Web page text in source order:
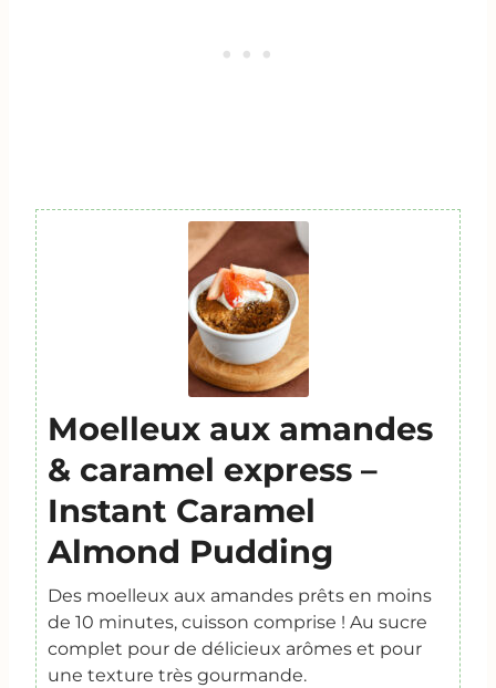
Moelleux aux amandes
& caramel express –
Instant Caramel
Almond Pudding
Des moelleux aux amandes prêts en moins
de 10 minutes, cuisson comprise ! Au sucre
complet pour de délicieux arômes et pour
une texture très gourmande.